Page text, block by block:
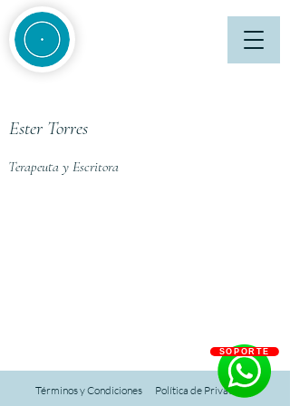
Terapeuta y Escritora
Ester Torres
Términos y Condiciones Política de Privacidad
SOPORTE